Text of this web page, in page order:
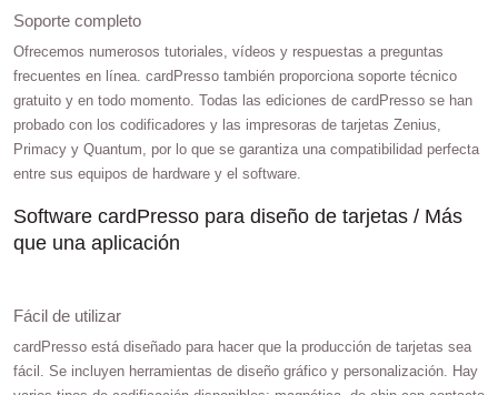
Soporte completo
Ofrecemos numerosos tutoriales, vídeos y respuestas a preguntas
frecuentes en línea. cardPresso también proporciona soporte técnico
gratuito y en todo momento. Todas las ediciones de cardPresso se han
probado con los codificadores y las impresoras de tarjetas Zenius,
Primacy y Quantum, por lo que se garantiza una compatibilidad perfecta
entre sus equipos de hardware y el software.
Software cardPresso para diseño de tarjetas / Más
que una aplicación
Fácil de utilizar
cardPresso está diseñado para hacer que la producción de tarjetas sea
fácil. Se incluyen herramientas de diseño gráfico y personalización. Hay